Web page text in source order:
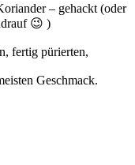
– gehackt (oder
😉 )
fertig pürierten,
Geschmack.